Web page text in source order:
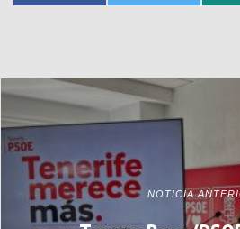
NOTICIA